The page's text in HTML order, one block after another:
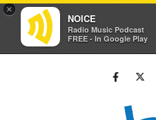
×
NOICE
Radio Music Podcast
FREE - In Google Play